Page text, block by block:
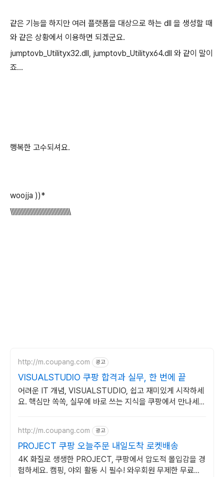
같은 기능을 하지만 여러 플랫폼을 대상으로 하는 dll 을 생성할 때
와 같은 상황에서 이용하면 되겠군요.
jumptovb_Utilityx32.dll, jumptovb_Utilityx64.dll 와 같이 말이
죠...
행복한 고수되셔요.
woojja ))*
\\\\\\\\\\\\\\\\\\\\\\\\\\\\\\\\\\\\\\\\
http://m.coupang.com 광고
VISUALSTUDIO 쿠팡 합격과 실무, 한 번에 끝
어려운 IT 개념, VISUALSTUDIO, 쉽고 재미있게 시작하세
요. 핵심만 쏙쏙, 실무에 바로 쓰는 지식을 쿠팡에서 만나세
http://m.coupang.com 광고
PROJECT 쿠팡 오늘주문 내일도착 로켓배송
4K 화질로 생생한 PROJECT, 쿠팡에서 압도적 몰입감을 경
험하세요. 캠핑, 야외 활동 시 필수! 와우회원 무제한 무료배